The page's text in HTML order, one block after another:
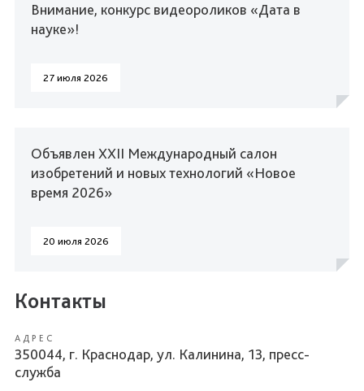
Внимание, конкурс видеороликов «Дата в
науке»!
27 июля 2026
Объявлен XXII Международный салон
изобретений и новых технологий «Новое
время 2026»
20 июля 2026
Контакты
АДРЕС
350044, г. Краснодар, ул. Калинина, 13, пресс-
служба